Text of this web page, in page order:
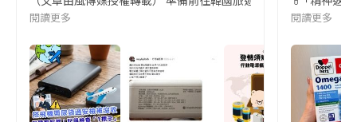
閱讀更多 閱讀更多